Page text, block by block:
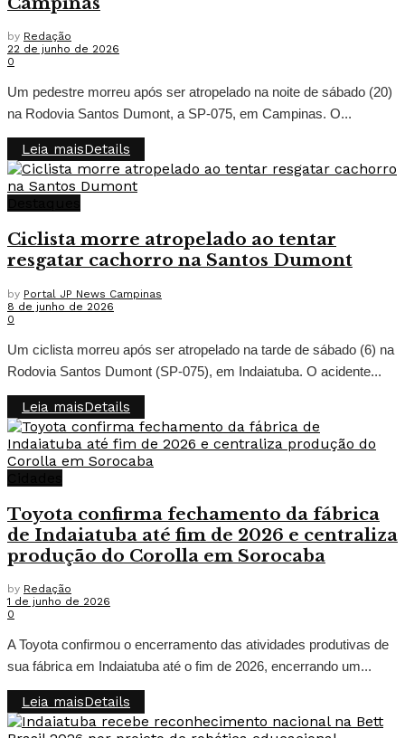
by Redação
22 de junho de 2026
0
Um pedestre morreu após ser atropelado na noite de sábado (20)
na Rodovia Santos Dumont, a SP-075, em Campinas. O...
Leia maisDetails
Ciclista morre atropelado ao tentar
resgatar cachorro na Santos Dumont
by Portal JP News Campinas
8 de junho de 2026
0
Um ciclista morreu após ser atropelado na tarde de sábado (6) na
Rodovia Santos Dumont (SP-075), em Indaiatuba. O acidente...
Leia maisDetails
Toyota confirma fechamento da fábrica
de Indaiatuba até fim de 2026 e centraliza
produção do Corolla em Sorocaba
by Redação
1 de junho de 2026
0
A Toyota confirmou o encerramento das atividades produtivas de
sua fábrica em Indaiatuba até o fim de 2026, encerrando um...
Leia maisDetails